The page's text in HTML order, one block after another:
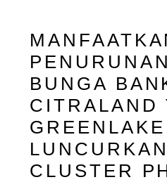
BUNGA
CITRALAND
GREENLAKE
CLUSTER